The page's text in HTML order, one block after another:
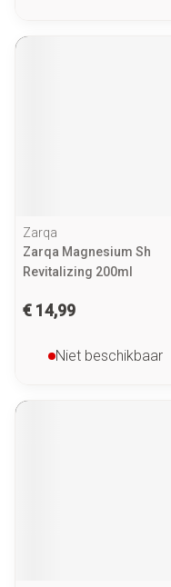
Zarqa
Zarqa Magnesium Sh
Revitalizing 200ml
€ 14,99
Niet beschikbaar